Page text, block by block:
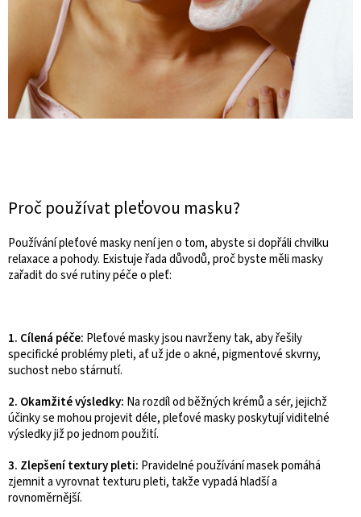
Proč používat pleťovou masku?
Používání pleťové masky není jen o tom, abyste si dopřáli chvilku
relaxace a pohody. Existuje řada důvodů, proč byste měli masky
zařadit do své rutiny péče o pleť:
1. Cílená péče: Pleťové masky jsou navrženy tak, aby řešily
specifické problémy pleti, ať už jde o akné, pigmentové skvrny,
suchost nebo stárnutí.
2. Okamžité výsledky: Na rozdíl od běžných krémů a sér, jejichž
účinky se mohou projevit déle, pleťové masky poskytují viditelné
výsledky již po jednom použití.
3. Zlepšení textury pleti: Pravidelné používání masek pomáhá
zjemnit a vyrovnat texturu pleti, takže vypadá hladší a
rovnoměrnější.